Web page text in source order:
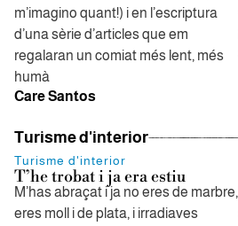
m’imagino quant!) i en l’escriptura
d’una sèrie d’articles que em
regalaran un comiat més lent, més
humà
Care Santos
Turisme d'interior
Turisme d'interior
T’he trobat i ja era estiu
M’has abraçat i ja no eres de marbre,
eres moll i de plata, i irradiaves